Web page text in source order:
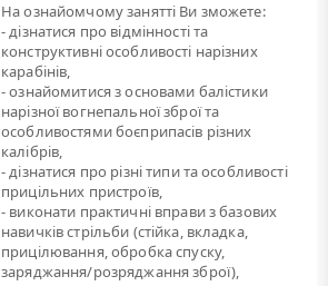
На ознайомчому занятті Ви зможете:
- дізнатися про відмінності та
конструктивні особливості нарізних
карабінів,
- ознайомитися з основами балістики
нарізної вогнепальної зброї та
особливостями боєприпасів різних
калібрів,
- дізнатися про різні типи та особливості
прицільних пристроїв,
- виконати практичні вправи з базових
навичків стрільби (стійка, вкладка,
прицілювання, обробка спуску,
заряджання/розряджання зброї),